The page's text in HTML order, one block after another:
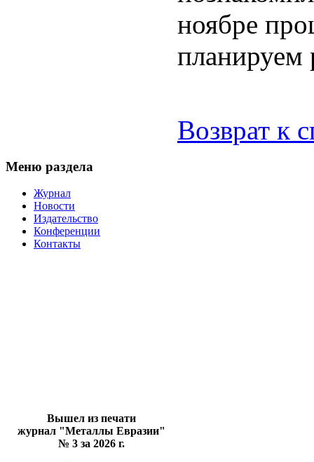
ноябре
планируем
Возврат к
Меню раздела
Журнал
Новости
Издательство
Конференции
Контакты
Вышел из печати
журнал "Металлы Евразии"
№ 3 за 2026 г.